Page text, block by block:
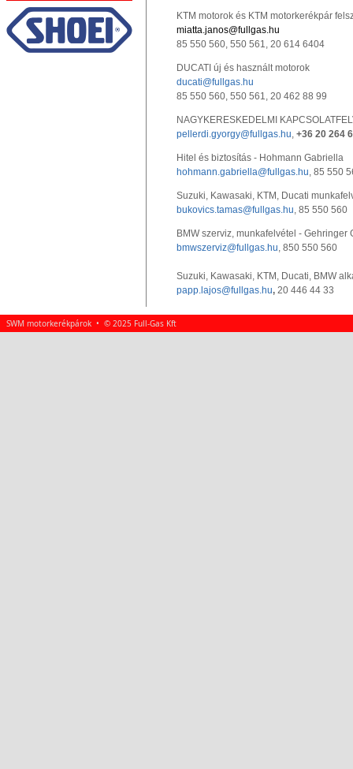
KTM motorok és KTM motorkerékpár
miatta.janos@fullgas.hu
85 550 560, 550 561, 20 614 6404
DUCATI új és használt motorok
ducati@fullgas.hu
85 550 560, 550 561, 20 462 88 99
NAGYKERESKEDELMI
pellerdi.gyorgy@fullgas.hu, +36 20 264
Hitel és biztosítás - Hohmann Gabriella
hohmann.gabriella@fullgas.hu, 85 550
Suzuki, Kawasaki, KTM, Ducati
bukovics.tamas@fullgas.hu, 85 550 560
BMW szerviz, munkafelvétel - Gehringer
bmwszerviz@fullgas.hu, 850 550 560
Suzuki, Kawasaki, KTM, Ducati, BMW
papp.lajos@fullgas.hu, 20 446 44 33
SWM motorkerékpárok • © 2025 Full-Gas Kft